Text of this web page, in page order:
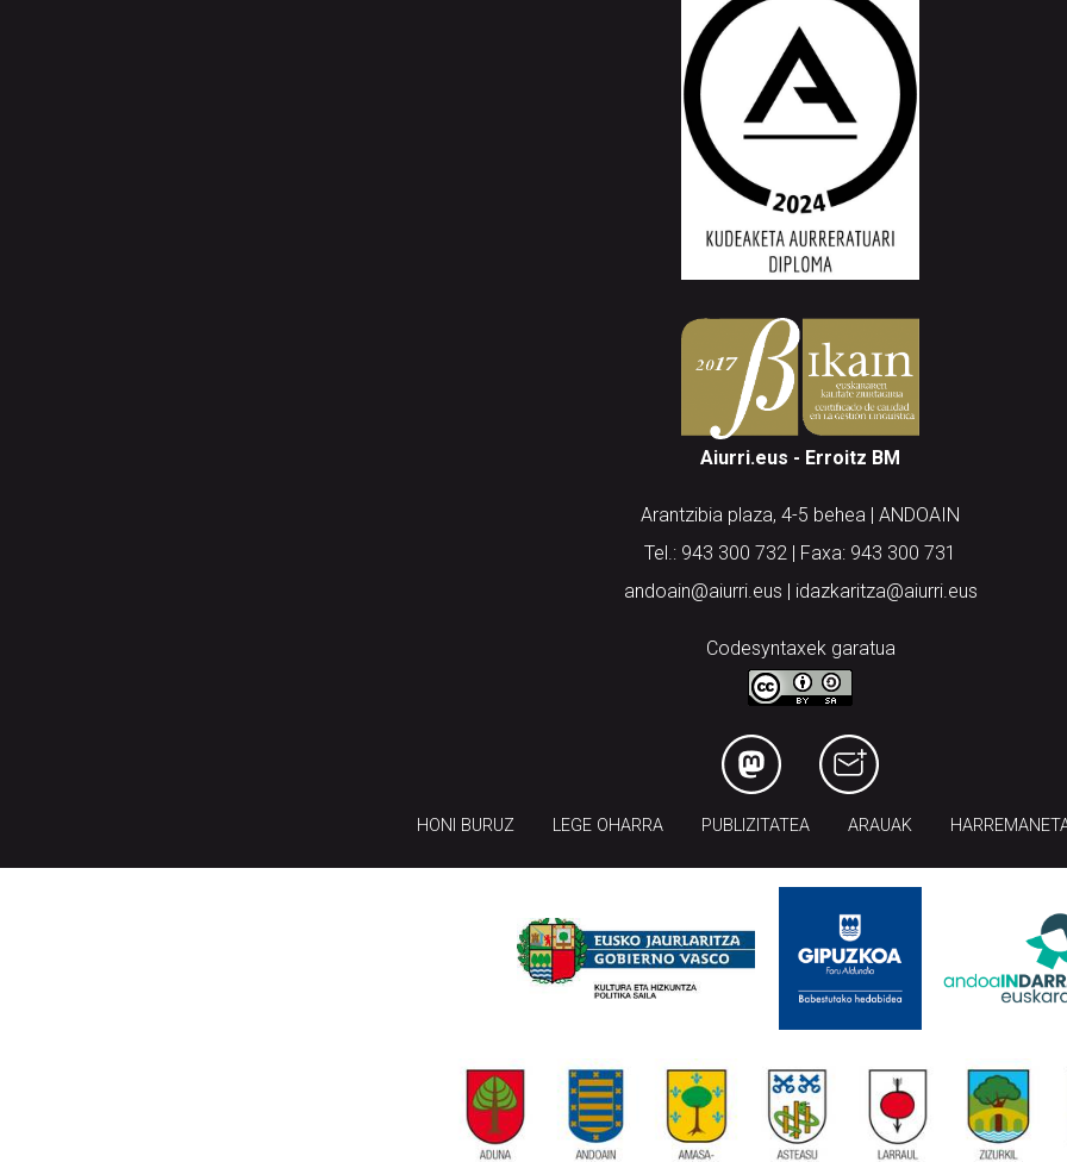
Aiurri.eus - Erroitz BM
Arantzibia plaza, 4-5 behea | ANDOAIN
Tel.: 943 300 732 | Faxa: 943 300 731
andoain@aiurri.eus | idazkaritza@aiurri.eus
Codesyntaxek garatua
HONI BURUZ LEGE OHARRA PUBLIZITATEA ARAUAK